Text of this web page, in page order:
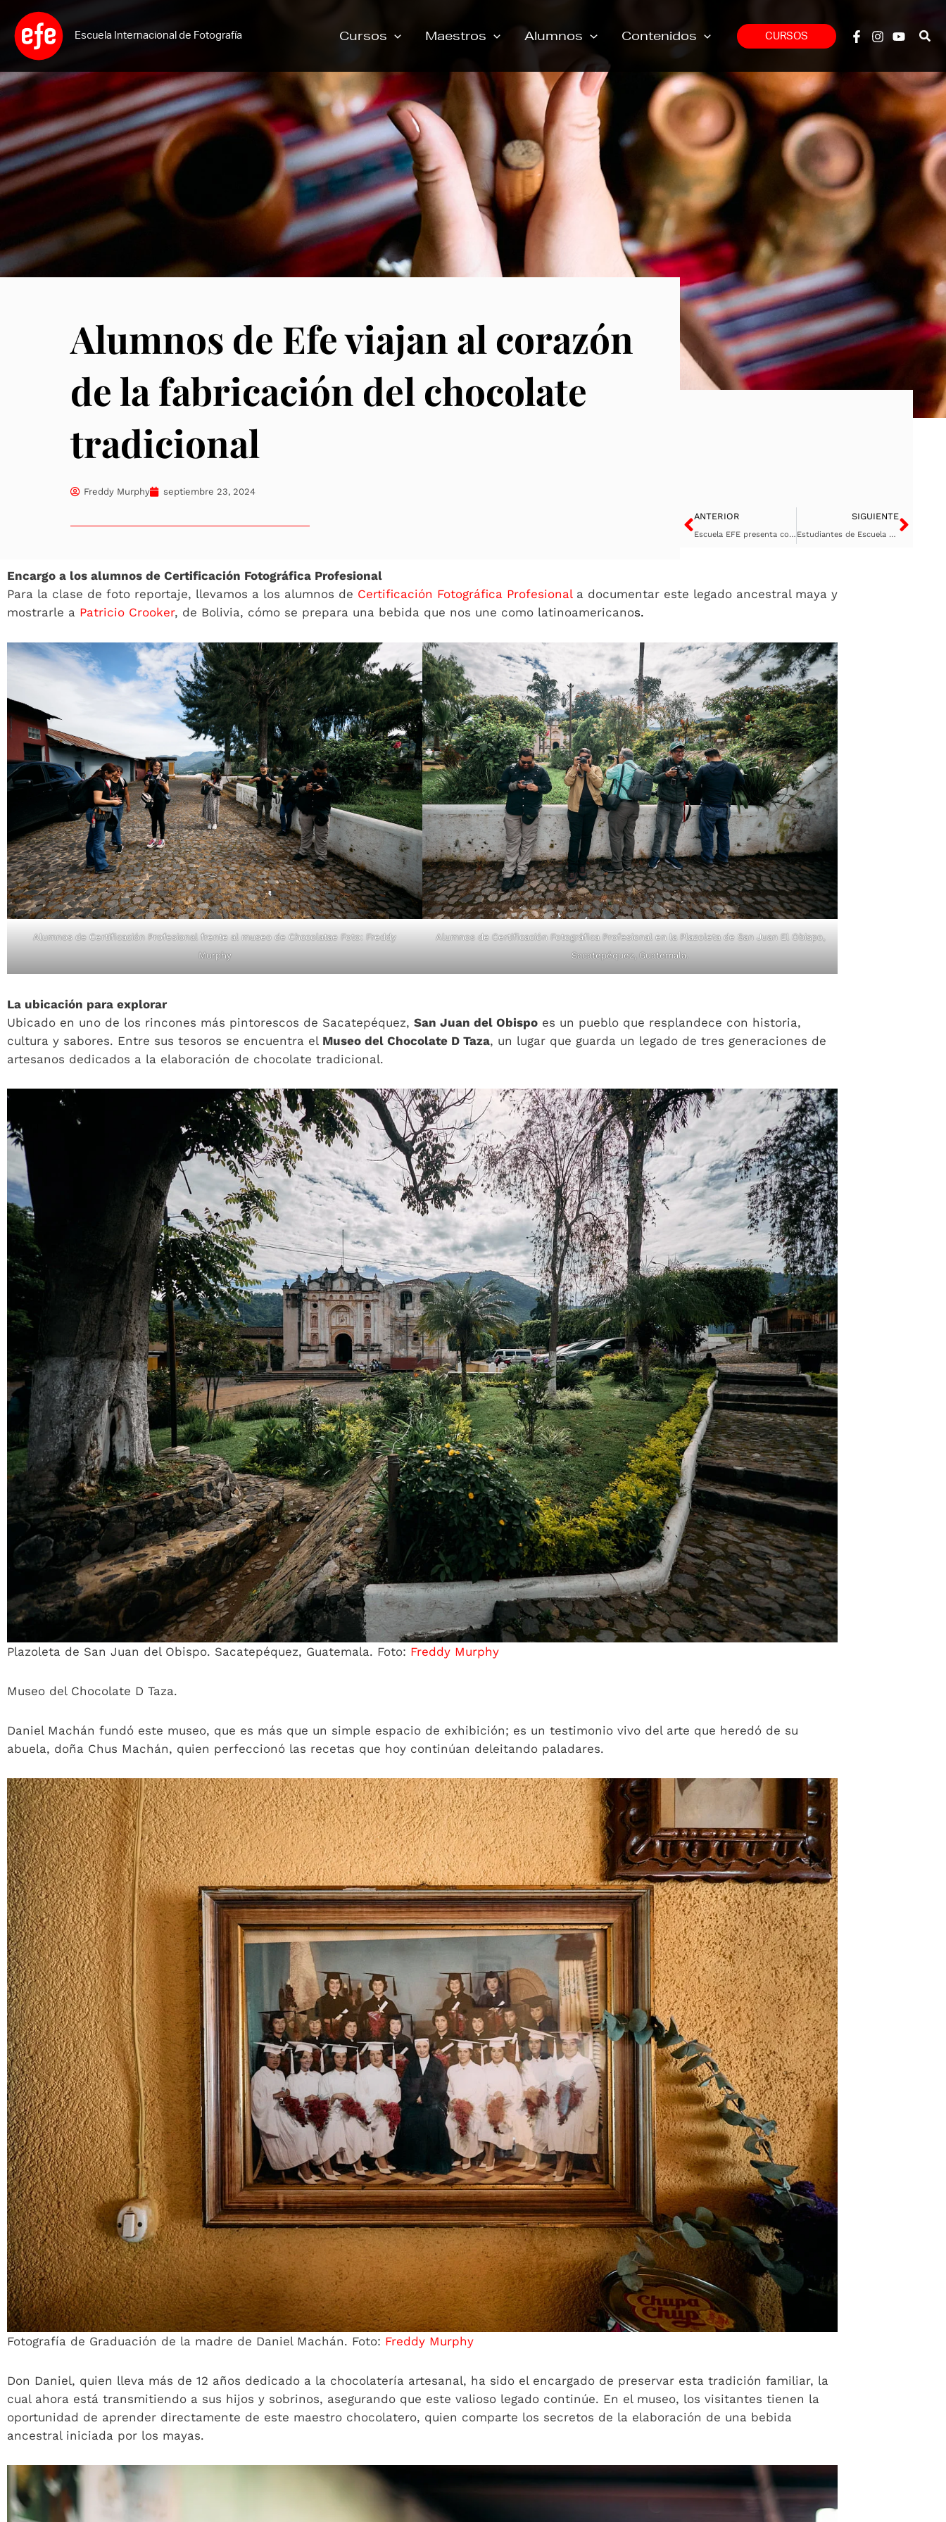
contenido
Escuela Internacional de Fotografía Cursos Maestros Alumnos Contenidos CURSOS
Alumnos de Efe viajan al corazón
de la fabricación del chocolate
tradicional
Freddy Murphy septiembre 23, 2024
Ant
ANTERIOR
Escuela EFE presenta conferencia: «Los Artistas Secretos de la Segunda Guerra Mundial»
SIGUIENTE
Estudiantes de Escuela Efe exploran el Centro Cívico de Ciudad de Guatemala en tour fotográfico I.
Encargo a los alumnos de Certificación Fotográfica Profesional
Para la clase de foto reportaje, llevamos a los alumnos de Certificación Fotográfica Profesionala documentar este legado ancestral maya y
mostrarle a Patricio Crooker, de Bolivia, cómo se prepara una bebida que nos une como latinoamericanos.
Alumnos de Certificación Profesional frente al museo de Chccolatae Foto: Freddy
Murphy
Alumnos de Certificación Fotográfica Profesional en la Plazoleta de San Juan El Obispo,
Sacatepéquez, Guatemala.
La ubicación para explorar
Ubicado en uno de los rincones más pintorescos de Sacatepéquez, San Juan del Obispo es un pueblo que resplandece con historia,
cultura y sabores. Entre sus tesoros se encuentra el Museo del Chocolate D Taza, un lugar que guarda un legado de tres generaciones de
artesanos dedicados a la elaboración de chocolate tradicional.
Plazoleta de San Juan del Obispo. Sacatepéquez, Guatemala. Foto: Freddy Murphy
Museo del Chocolate D Taza.
Daniel Machán fundó este museo, que es más que un simple espacio de exhibición; es un testimonio vivo del arte que heredó de su
abuela, doña Chus Machán, quien perfeccionó las recetas que hoy continúan deleitando paladares.
Fotografía de Graduación de la madre de Daniel Machán. Foto: Freddy Murphy
Don Daniel, quien lleva más de 12 años dedicado a la chocolatería artesanal, ha sido el encargado de preservar esta tradición familiar, la
cual ahora está transmitiendo a sus hijos y sobrinos, asegurando que este valioso legado continúe. En el museo, los visitantes tienen la
oportunidad de aprender directamente de este maestro chocolatero, quien comparte los secretos de la elaboración de una bebida
ancestral iniciada por los mayas.